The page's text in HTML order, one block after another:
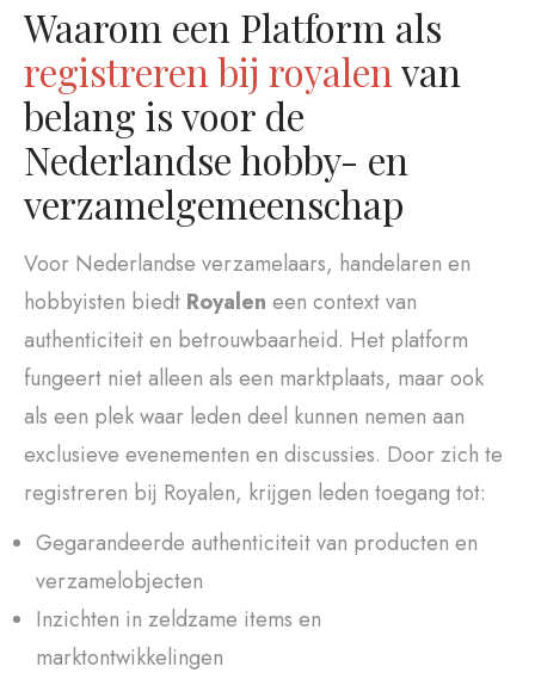
Waarom een Platform als
registreren bij royalen van
belang is voor de
Nederlandse hobby- en
verzamelgemeenschap
Voor Nederlandse verzamelaars, handelaren en
hobbyisten biedt Royalen een context van
authenticiteit en betrouwbaarheid. Het platform
fungeert niet alleen als een marktplaats, maar ook
als een plek waar leden deel kunnen nemen aan
exclusieve evenementen en discussies. Door zich te
registreren bij Royalen, krijgen leden toegang tot:
Gegarandeerde authenticiteit van producten en
verzamelobjecten
Inzichten in zeldzame items en
marktontwikkelingen